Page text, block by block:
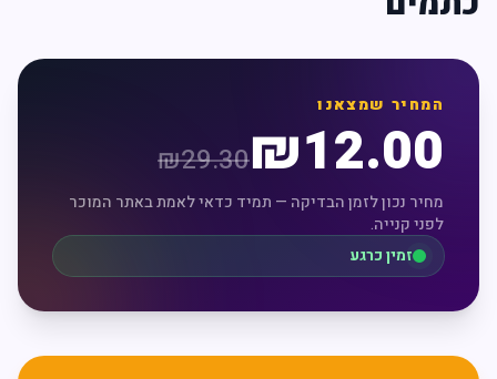
המחיר שמצאנו
₪12.00
₪29.30
מחיר נכון לזמן הבדיקה — תמיד כדאי לאמת באתר המוכר
לפני קנייה.
זמין כרגע